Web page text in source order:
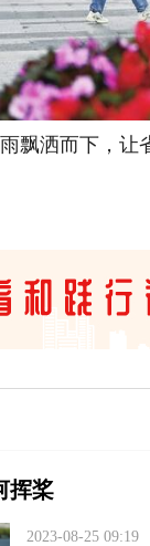
洒而下，让
挥桨
2023-08-25 09:19